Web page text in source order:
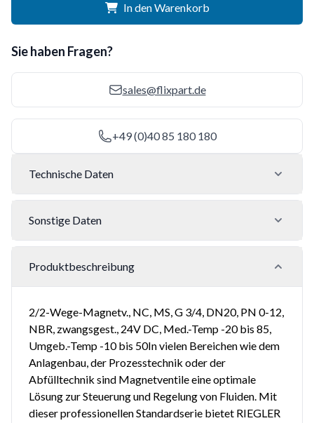
In den Warenkorb
Sie haben Fragen?
sales@flixpart.de
+49 (0)40 85 180 180
Technische Daten
Sonstige Daten
Produktbeschreibung
2/2-Wege-Magnetv., NC, MS, G 3/4, DN20, PN 0-12,
NBR, zwangsgest., 24V DC, Med.-Temp -20 bis 85,
Umgeb.-Temp -10 bis 50In vielen Bereichen wie dem
Anlagenbau, der Prozesstechnik oder der
Abfülltechnik sind Magnetventile eine optimale
Lösung zur Steuerung und Regelung von Fluiden. Mit
dieser professionellen Standardserie bietet RIEGLER